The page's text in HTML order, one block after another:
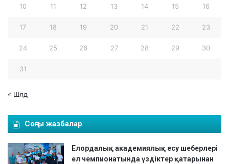
10 11 12 13 14 15 16
17 18 19 20 21 22 23
24 25 26 27 28 29 30
31
« Шлд
Соңғы жазбалар
Елордалық академиялық есу шеберлері
ел чемпионатында үздіктер қатарынан